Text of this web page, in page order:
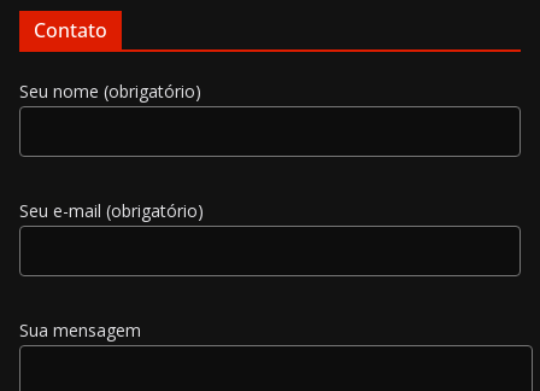
Contato
Seu nome (obrigatório)
Seu e-mail (obrigatório)
Sua mensagem